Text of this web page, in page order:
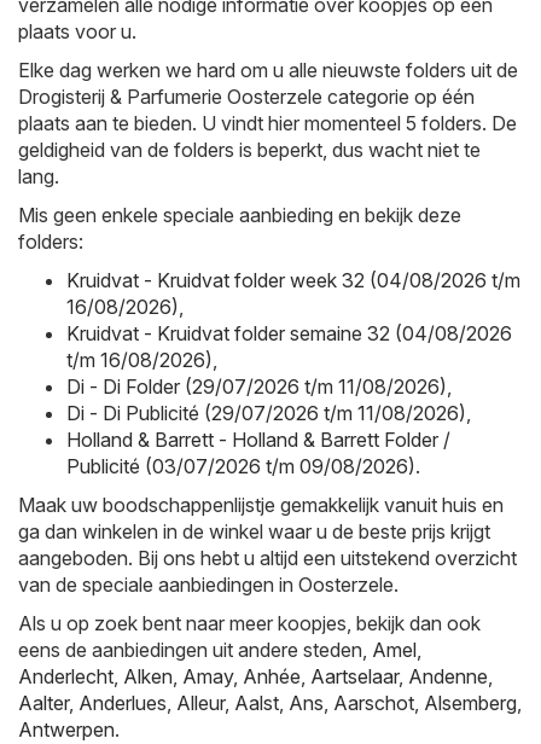
verzamelen alle nodige informatie over koopjes op één
plaats voor u.
Elke dag werken we hard om u alle nieuwste folders uit de
Drogisterij & Parfumerie Oosterzele categorie op één
plaats aan te bieden. U vindt hier momenteel 5 folders. De
geldigheid van de folders is beperkt, dus wacht niet te
lang.
Mis geen enkele speciale aanbieding en bekijk deze
folders:
Kruidvat - Kruidvat folder week 32 (04/08/2026 t/m
16/08/2026),
Kruidvat - Kruidvat folder semaine 32 (04/08/2026
t/m 16/08/2026),
Di - Di Folder (29/07/2026 t/m 11/08/2026),
Di - Di Publicité (29/07/2026 t/m 11/08/2026),
Holland & Barrett - Holland & Barrett Folder /
Publicité (03/07/2026 t/m 09/08/2026).
Maak uw boodschappenlijstje gemakkelijk vanuit huis en
ga dan winkelen in de winkel waar u de beste prijs krijgt
aangeboden. Bij ons hebt u altijd een uitstekend overzicht
van de speciale aanbiedingen in Oosterzele.
Als u op zoek bent naar meer koopjes, bekijk dan ook
eens de aanbiedingen uit andere steden, Amel,
Anderlecht, Alken, Amay, Anhée, Aartselaar, Andenne,
Aalter, Anderlues, Alleur, Aalst, Ans, Aarschot, Alsemberg,
Antwerpen.